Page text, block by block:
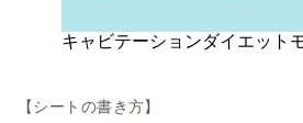
キャビテーションダイエット
【シートの書き方】